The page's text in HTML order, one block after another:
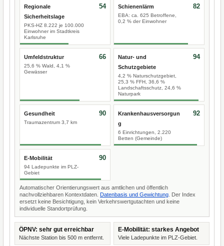
Regionale
Sicherheitslage
PKS-HZ 8.222 je 100.000
Einwohner im Stadtkreis
Karlsruhe
54 Schienenlärm
EBA: ca. 625 Betroffene,
0,2 % der Einwohner
82
Umfeldstruktur
25,6 % Wald, 4,1 %
Gewässer
66
Natur- und
Schutzgebiete
4,2 % Naturschutzgebiet,
25,3 % FFH, 36,6 %
Landschaftsschutz, 24,6 %
Naturpark
94
Gesundheit
Traumazentrum 3,7 km
90
Krankenhausversorgun
g
6 Einrichtungen, 2.220
Betten (Gemeinde)
92
E-Mobilität
94 Ladepunkte im PLZ-
Gebiet
90
Automatischer Orientierungswert aus amtlichen und öffentlich
nachvollziehbaren Kontextdaten. Datenbasis und Gewichtung . Der Index
ersetzt keine Besichtigung, kein Verkehrswertgutachten und keine
individuelle Standortprüfung.
ÖPNV: sehr gut erreichbar
Nächste Station bis 500 m entfernt.
E-Mobilität: starkes Angebot
Viele Ladepunkte im PLZ-Gebiet.